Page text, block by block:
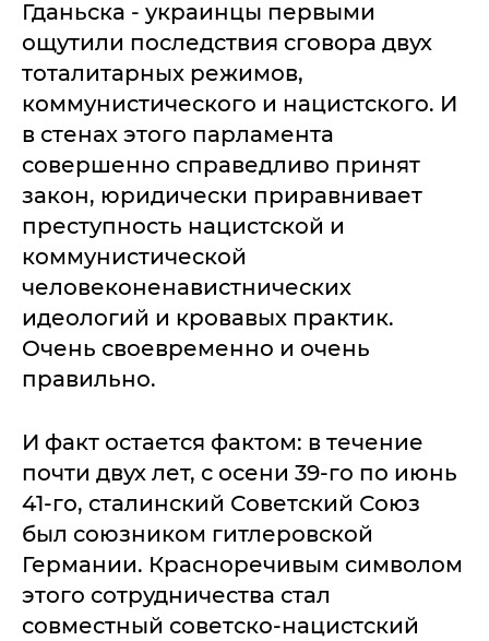
Гданьска - украинцы первыми
ощутили последствия сговора двух
тоталитарных режимов,
коммунистического и нацистского. И
в стенах этого парламента
совершенно справедливо принят
закон, юридически приравнивает
преступность нацистской и
коммунистической
человеконенавистнических
идеологий и кровавых практик.
Очень своевременно и очень
правильно.
И факт остается фактом: в течение
почти двух лет, с осени 39-го по июнь
41-го, сталинский Советский Союз
был союзником гитлеровской
Германии. Красноречивым символом
этого сотрудничества стал
совместный советско-нацистский